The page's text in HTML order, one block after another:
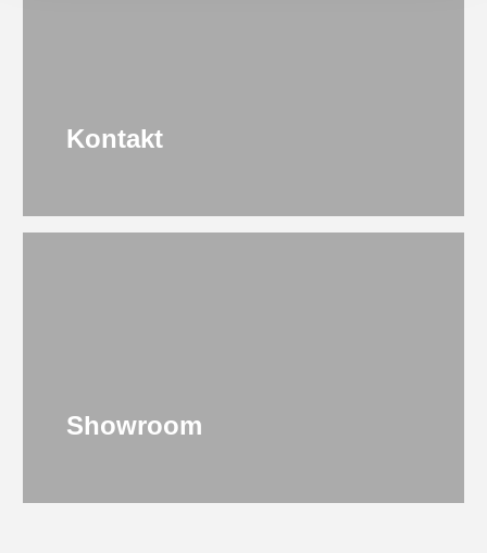
Kontakt
Showroom